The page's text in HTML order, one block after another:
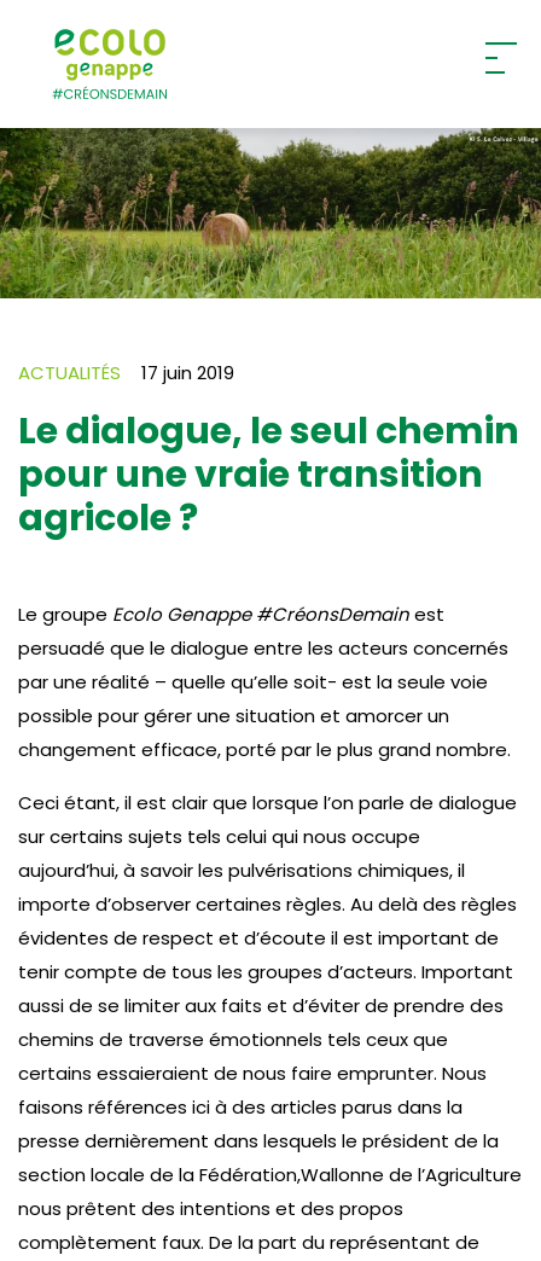
Ecolo – Genappe
ACTUALITÉS 17 juin 2019
Le dialogue, le seul chemin
pour une vraie transition
agricole ?
Le groupe Ecolo Genappe #CréonsDemainest
persuadé que le dialogue entre les acteurs concernés
par une réalité – quelle qu’elle soit- est la seule voie
possible pour gérer une situation et amorcer un
changement efficace, porté par le plus grand nombre.
Ceci étant, il est clair que lorsque l’on parle de dialogue
sur certains sujets tels celui qui nous occupe
aujourd’hui, à savoir les pulvérisations chimiques, il
importe d’observer certaines règles. Au delà des règles
évidentes de respect et d’écoute il est important de
tenir compte de tous les groupes d’acteurs. Important
aussi de se limiter aux faits et d’éviter de prendre des
chemins de traverse émotionnels tels ceux que
certains essaieraient de nous faire emprunter. Nous
faisons références ici à des articles parus dans la
presse dernièrement dans lesquels le président de la
section locale de la Fédération,Wallonne de l’Agriculture
nous prêtent des intentions et des propos
complètement faux. De la part du représentant de